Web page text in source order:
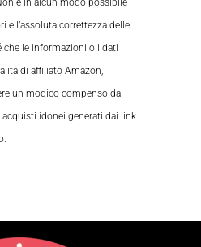
è in alcun modo possibile
e l’assoluta correttezza delle
le informazioni o i dati
di affiliato Amazon,
un modico compenso da
idonei generati dai link